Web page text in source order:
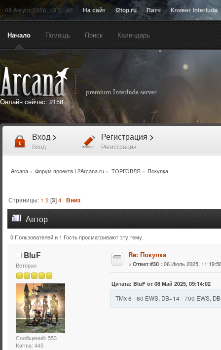
08 Август 2026, 13:31:42 На сайт l2top.ru Патч Клиент Interlude
Начало Помощь Поиск Календарь
Онлайн сейчас: 2158
Вход >
Вход
Регистрация >
Регистрация
Arcana» Форум проекта L2Arcana.ru » ТОРГОВЛЯ » Покупка
Страницы: 1 2 [3]4 Вниз
Автор
Тема: Покупка (Прочитано 55252 раз)
0 Пользователей и 1 Гость просматривают эту тему.
BluF
Ветеран
Сообщений: 553
Karma: 445
Re: Покупка
« Ответ #30 : 06 Июль 2025,
Цитата: BluF от 08 Май 2025, 09:14:02
ТМх 6 - 60 EWS, DB+14 - 700 EWS,